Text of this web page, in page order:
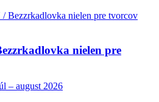
nielen pre